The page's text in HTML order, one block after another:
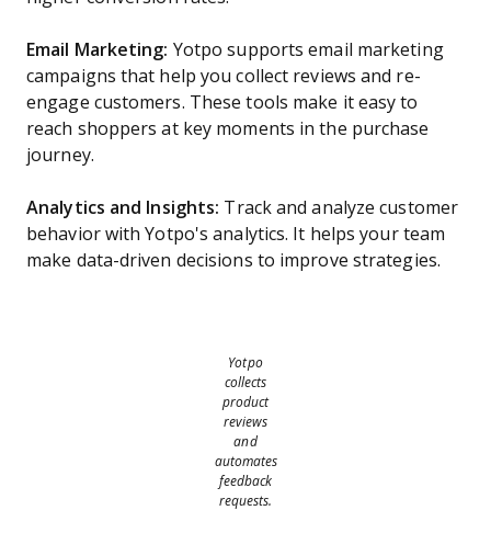
Email Marketing: Yotpo supports email marketing
campaigns that help you collect reviews and re-
engage customers. These tools make it easy to
reach shoppers at key moments in the purchase
journey.
Analytics and Insights: Track and analyze customer
behavior with Yotpo's analytics. It helps your team
make data-driven decisions to improve strategies.
Yotpo
collects
product
reviews
and
automates
feedback
requests.